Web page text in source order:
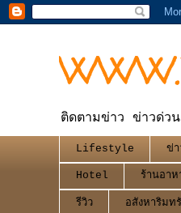
ติดตามข่าว ข่าวด่ว
Lifestyle ข่
Hotel ร้านอาห
รีวิว อสังหาริมท